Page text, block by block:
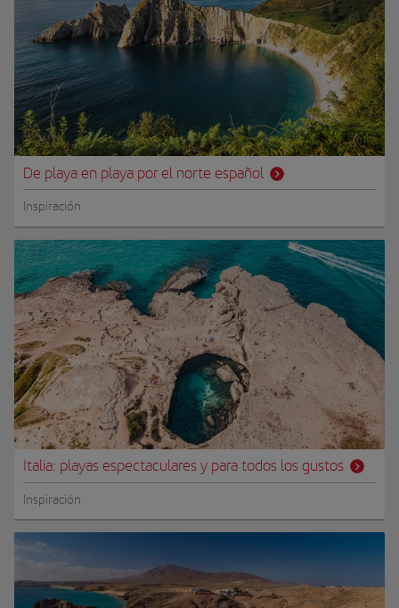
De playa en playa por el norte español
Inspiración
Italia: playas espectaculares y para todos los gustos
Inspiración